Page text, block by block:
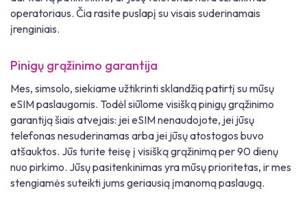
operatoriaus. Čia rasite puslapį su visais suderinamais
įrenginiais.
Pinigų grąžinimo garantija
Mes, simsolo, siekiame užtikrinti sklandžią patirtį su mūsų
eSIM paslaugomis. Todėl siūlome visišką pinigų grąžinimo
garantiją šiais atvejais: jei eSIM nenaudojote, jei jūsų
telefonas nesuderinamas arba jei jūsų atostogos buvo
atšauktos. Jūs turite teisę į visišką grąžinimą per 90 dienų
nuo pirkimo. Jūsų pasitenkinimas yra mūsų prioritetas, ir mes
stengiamės suteikti jums geriausią įmanomą paslaugą.